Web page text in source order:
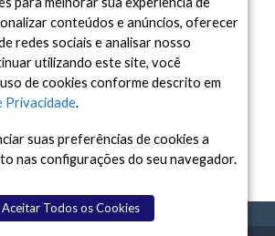
conteúdos e anúncios, oferecer
redes sociais e analisar nosso
utilizando este site, você
de cookies conforme descrito em
Privacidade.
suas preferências de cookies a
nas configurações do seu navegador.
Aceitar Todos os Cookies